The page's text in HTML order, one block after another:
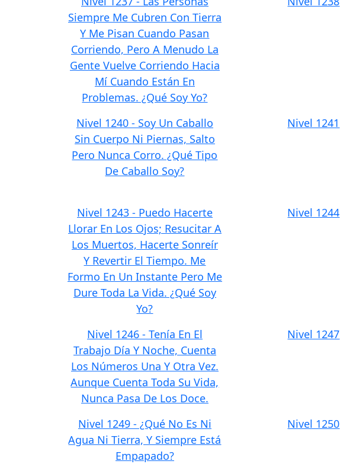
Siempre Me Cubren Con Tierra
Y Me Pisan Cuando Pasan
Corriendo, Pero A Menudo La
Gente Vuelve Corriendo Hacia
Mí Cuando Están En
Problemas. ¿Qué Soy Yo?
Nivel 1240 - Soy Un Caballo
Sin Cuerpo Ni Piernas, Salto
Pero Nunca Corro. ¿Qué Tipo
De Caballo Soy?
Nivel 1241
Nivel 1243 - Puedo Hacerte
Llorar En Los Ojos; Resucitar A
Los Muertos, Hacerte Sonreír
Y Revertir El Tiempo. Me
Formo En Un Instante Pero Me
Dure Toda La Vida. ¿Qué Soy
Yo?
Nivel 1244
Nivel 1246 - Tenía En El
Trabajo Día Y Noche, Cuenta
Los Números Una Y Otra Vez.
Aunque Cuenta Toda Su Vida,
Nunca Pasa De Los Doce.
Nivel 1247
Nivel 1249 - ¿Qué No Es Ni
Agua Ni Tierra, Y Siempre Está
Empapado?
Nivel 1250